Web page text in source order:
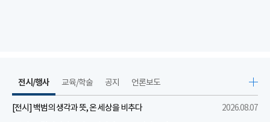
전시/행사
[전시] 백범의 생각과 뜻, 온 세상을 비추다
2026.08.07
교육/학술 공지 언론보도